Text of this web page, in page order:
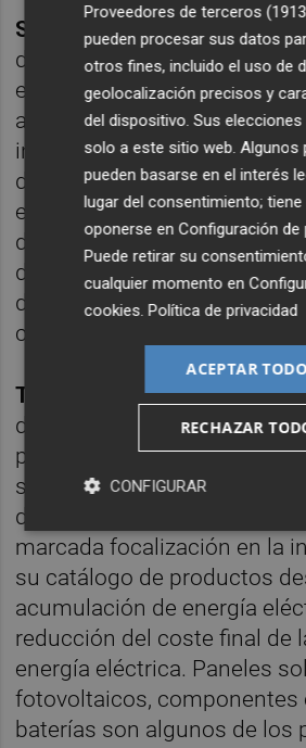
Solar Rocketopera en el
distribución de material
empresa también
asesoramiento para el
instalaciones aisladas que
de forma fiable y eficiente
energéticas de los
disponen de acceso a la red
desconectarse de la ella.
distribuyen instalaciones de
con y sin baterías.
Turbo Energyes
de componentes
para las aplicaciones en
solares fotovoltaicas de
destinadas a autoconsumo.
marcada focalización en la
su catálogo de productos
acumulación de energía
reducción del coste final de
energía eléctrica. Paneles
fotovoltaicos, componentes
baterías son algunos de los
Proveedores de terceros
pueden procesar sus datos
otros fines, incluido el uso de
geolocalización precisos y
del dispositivo. Sus elecciones
solo a este sitio web. Algunos
pueden basarse en el interés
lugar del consentimiento;
oponerse enConfiguración de
Puede retirar su
cualquier momento en
cookies .Política de privacidad
ACEPTAR TODO
RECHAZAR
CONFIGURAR